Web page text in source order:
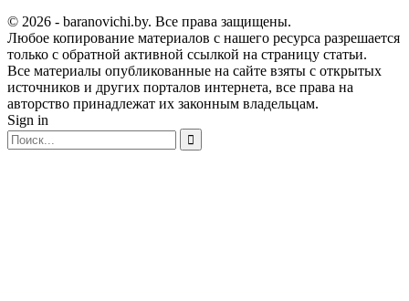
© 2026 - baranovichi.by. Все права защищены.
Любое копирование материалов с нашего ресурса разрешается
только с обратной активной ссылкой на страницу статьи.
Все материалы опубликованные на сайте взяты с открытых
источников и других порталов интернета, все права на
авторство принадлежат их законным владельцам.
Sign in